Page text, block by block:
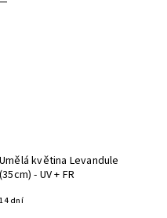
Umělá květina Levandule
(35cm) - UV + FR
14 dní